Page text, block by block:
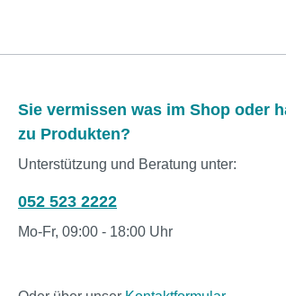
Sie vermissen was im Shop oder
zu Produkten?
Unterstützung und Beratung unter:
052 523 2222
Mo-Fr, 09:00 - 18:00 Uhr